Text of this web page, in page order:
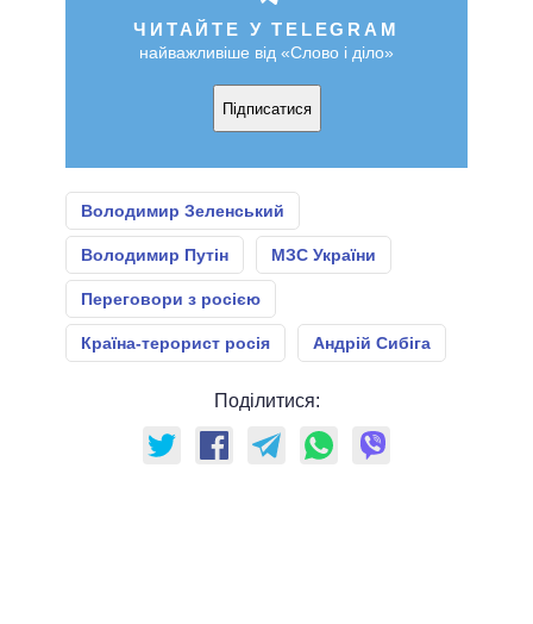
ЧИТАЙТЕ У TELEGRAM
найважливіше від «Слово і діло»
Підписатися
Володимир Зеленський
Володимир Путін МЗС України
Переговори з росією
Країна-терорист росія Андрій Сибіга
Поділитися: